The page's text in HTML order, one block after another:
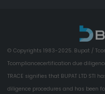
© Copyrights 1983-2025. Bupat /
Tcompliancecertification due
TRACE signifies that BUPAT LTD
diligence procedures and has been